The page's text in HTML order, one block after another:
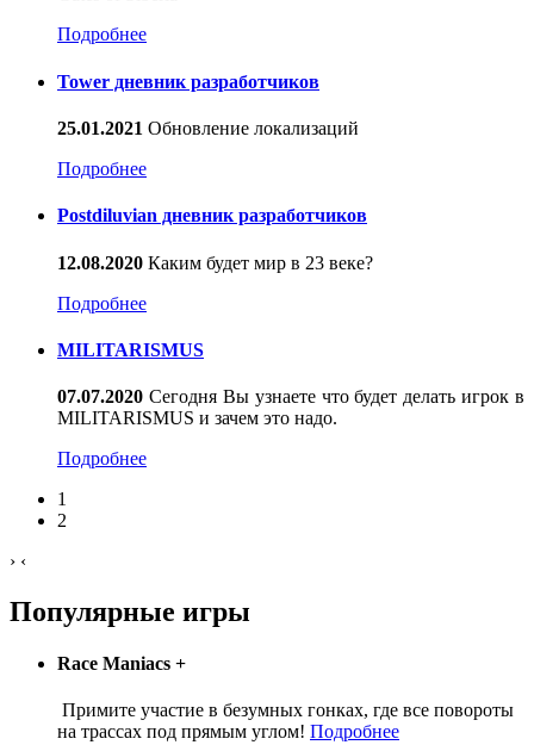
Подробнее
Tower дневник разработчиков
25.01.2021 Обновление локализаций
Подробнее
Postdiluvian дневник разработчиков
12.08.2020 Каким будет мир в 23 веке?
Подробнее
MILITARISMUS
07.07.2020 Сегодня Вы узнаете что будет делать игрок в
MILITARISMUS и зачем это надо.
Подробнее
1
2
› ‹
Популярные игры
Race Maniacs +
Примите участие в безумных гонках, где все повороты
на трассах под прямым углом! Подробнее